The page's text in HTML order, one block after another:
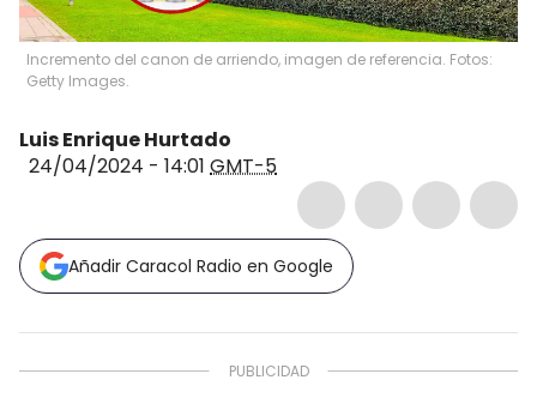
Incremento del canon de arriendo, imagen de referencia. Fotos:
Getty Images.
Luis Enrique Hurtado
24/04/2024 - 14:01 GMT-5
Añadir Caracol Radio en Google